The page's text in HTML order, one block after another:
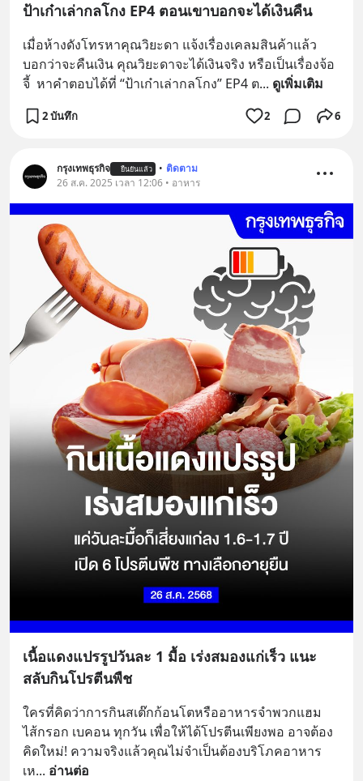
ป้าเก๋าเล่ากลโกง EP4 ตอนเขาบอกจะได้เงินคืน
เมื่อห้างดังโทรหาคุณวิยะดา แจ้งเรื่องเคลมสินค้าแล้ว
บอกว่าจะคืนเงิน คุณวิยะดาจะได้เงินจริง หรือเป็นเรื่องจ้อ
จี้  หาคำตอบได้ที่ “ป้าเก๋าเล่ากลโกง” EP4 ต... ดูเพิ่มเติม
2 บันทึก 2 6
กรุงเทพธุรกิจ ยืนยันแล้ว • ติดตาม
26 ส.ค. 2025 เวลา 12:06 • อาหาร
เนื้อแดงแปรรูปวันละ 1 มื้อ เร่งสมองแก่เร็ว แนะ
สลับกินโปรตีนพืช
ใครที่คิดว่าการกินสเต๊กก้อนโตหรืออาหารจำพวกแฮม
ไส้กรอก เบคอน ทุกวัน เพื่อให้ได้โปรตีนเพียงพอ อาจต้อง
คิดใหม่! ความจริงแล้วคุณไม่จำเป็นต้องบริโภคอาหาร
เห... อ่านต่อ